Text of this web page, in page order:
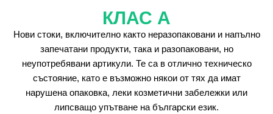
КЛАС А
Нови стоки, включително както неразопаковани и напълно
запечатани продукти, така и разопаковани, но
неупотребявани артикули. Те са в отлично техническо
състояние, като е възможно някои от тях да имат
нарушена опаковка, леки козметични забележки или
липсващо упътване на български език.